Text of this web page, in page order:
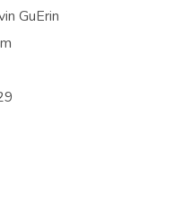
GuErin